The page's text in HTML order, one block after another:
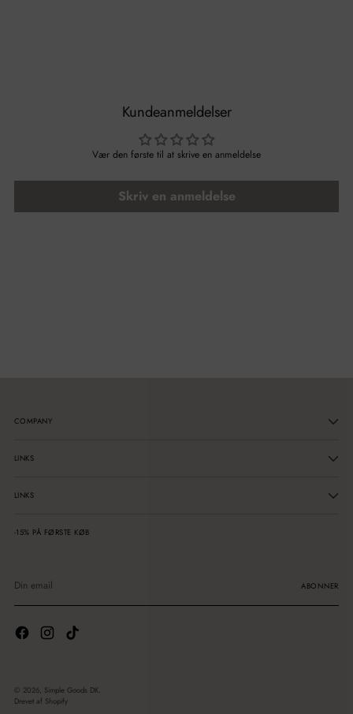
Kundeanmeldelser
Vær den første til at skrive en anmeldelse
Skriv en anmeldelse
COMPANY
LINKS
LINKS
-15% PÅ FØRSTE KØB
email
ABONNER
© 2026, Simple Goods DK.
Drevet af Shopify